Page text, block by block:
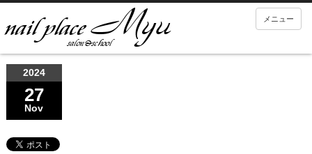
メニュー
2024
27
Nov